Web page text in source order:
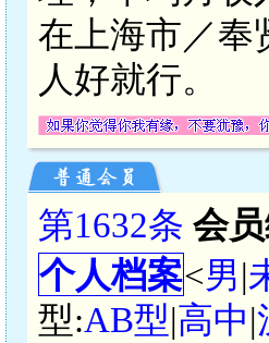
在上海市／奉
人好就行。
第1632条 会
个人档案<男|
型:AB型|高中|